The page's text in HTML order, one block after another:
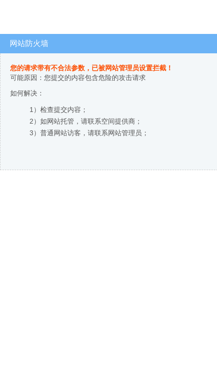
网站防火墙
您的请求带有不合法参数，已被网站管理员设置拦截！
可能原因：您提交的内容包含危险的攻击请求
如何解决：
1）检查提交内容；
2）如网站托管，请联系空间提供商；
3）普通网站访客，请联系网站管理员；